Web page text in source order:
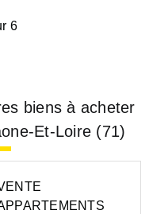
6
biens à acheter
Et-Loire (71)